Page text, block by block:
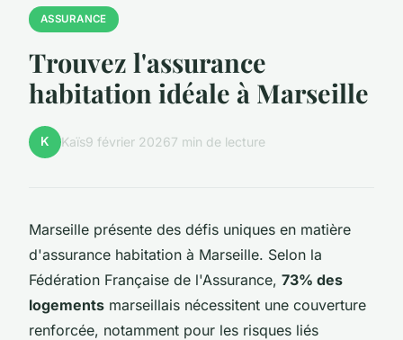
ASSURANCE
Trouvez l'assurance
habitation idéale à Marseille
K Kaïs9 février 20267 min de lecture
Marseille présente des défis uniques en matière
d'assurance habitation à Marseille. Selon la
Fédération Française de l'Assurance, 73% des
logements marseillais nécessitent une couverture
renforcée, notamment pour les risques liés